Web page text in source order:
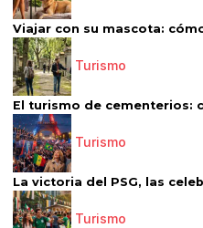
Viajar con su mascota:
Turismo
El turismo de cementerios:
Turismo
La victoria del PSG, las
Turismo